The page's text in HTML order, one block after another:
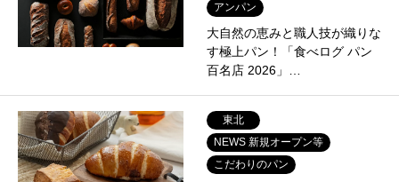
アンパン
大自然の恵みと職人技が織りな
す極上パン！「食べログ パン
百名店 2026」…
東北
NEWS 新規オープン等
こだわりのパン